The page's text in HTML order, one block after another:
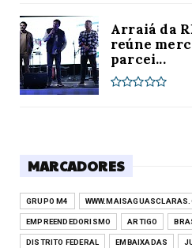
Arraiá da
reúne
parcei...
MARCADORES
GRUPO M4
EMPREENDEDORISMO ARTIGO
DISTRITO FEDERAL EMBAIXADAS